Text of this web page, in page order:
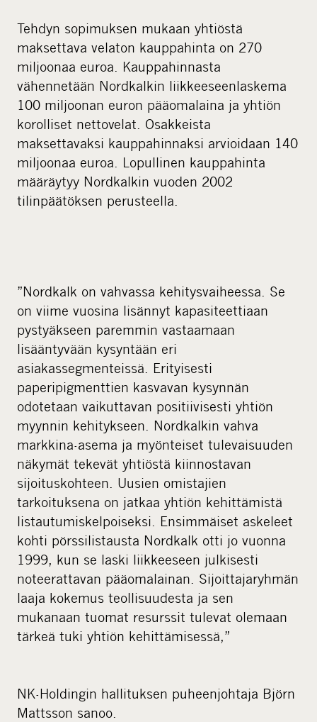
l
m
e
d
i
a
Tehdyn sopimuksen mukaan yhtiöstä
maksettava velaton kauppahinta on 270
miljoonaa euroa. Kauppahinnasta
vähennetään Nordkalkin liikkeeseenlaskema
100 miljoonan euron pääomalaina ja yhtiön
korolliset nettovelat. Osakkeista
maksettavaksi kauppahinnaksi arvioidaan 140
miljoonaa euroa. Lopullinen kauppahinta
määräytyy Nordkalkin vuoden 2002
tilinpäätöksen perusteella.
”Nordkalk on vahvassa kehitysvaiheessa. Se
on viime vuosina lisännyt kapasiteettiaan
pystyäkseen paremmin vastaamaan
lisääntyvään kysyntään eri
asiakassegmenteissä. Erityisesti
paperipigmenttien kasvavan kysynnän
odotetaan vaikuttavan positiivisesti yhtiön
myynnin kehitykseen. Nordkalkin vahva
markkina-asema ja myönteiset tulevaisuuden
näkymät tekevät yhtiöstä kiinnostavan
sijoituskohteen. Uusien omistajien
tarkoituksena on jatkaa yhtiön kehittämistä
listautumiskelpoiseksi. Ensimmäiset askeleet
kohti pörssilistausta Nordkalk otti jo vuonna
1999, kun se laski liikkeeseen julkisesti
noteerattavan pääomalainan. Sijoittajaryhmän
laaja kokemus teollisuudesta ja sen
mukanaan tuomat resurssit tulevat olemaan
tärkeä tuki yhtiön kehittämisessä,”
NK-Holdingin hallituksen puheenjohtaja Björn
Mattsson sanoo.